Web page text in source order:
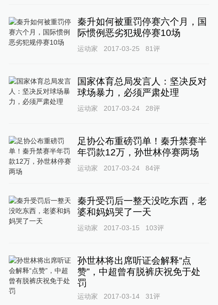
秦升如何被重罚停赛六个月，国
际惯例恶劣犯规停赛10场
运动家 2017-03-25 81评
国家体育总局发言人：坚决反对
球场暴力，必须严肃处理
运动家 2017-03-24 28评
足协公布重磅罚单！秦升禁赛半
年罚款12万，孙世林停赛两场
运动家 2017-03-24 84评
秦升受罚后一整天没吃东西，老
婆和妈妈哭了一天
运动家 2017-03-15 103评
孙世林将出席听证会解释“点
赞”，中超曾有脱裤庆祝免于处
罚
运动家 2017-03-14 31评